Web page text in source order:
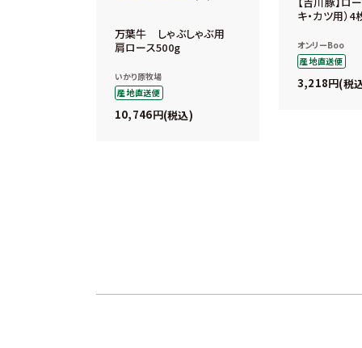
万葉牛 しゃぶしゃぶ用
肩ロース500g
いかり原牧場
産地直送便
10,746 税込
キ・カツ用）4
オンリーBoo
産地直送便
3,218 税